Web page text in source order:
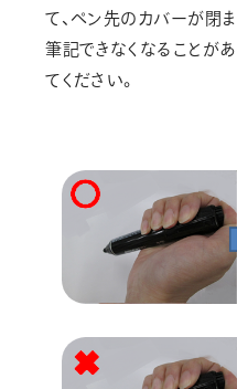
その他
て、ペン先のカバーが閉
筆記できなくなることがあ
てください。